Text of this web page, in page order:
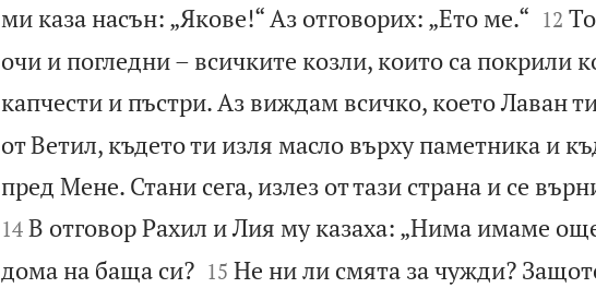
ми каза насън: „Якове!“ Аз отговорих: „Ето ме.“
12
очи и погледни – всичките козли, които са покрили
капчести и пъстри. Аз виждам всичко, което Лаван
от Ветил, където ти изля масло върху паметника и
пред Мене. Стани сега, излез от тази страна и се
14 В отговор Рахил и Лия му казаха: „Нима имаме
дома на баща си?
15 Не ни ли смята за чужди?